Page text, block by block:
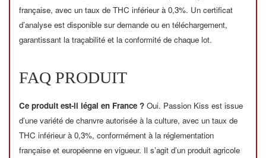
française, avec un taux de THC inférieur à 0,3%. Un certificat
d’analyse est disponible sur demande ou en téléchargement,
garantissant la traçabilité et la conformité de chaque lot.
FAQ PRODUIT
Ce produit est-il légal en France ? Oui. Passion Kiss est issue
d’une variété de chanvre autorisée à la culture, avec un taux de
THC inférieur à 0,3%, conformément à la réglementation
française et européenne en vigueur. Il s’agit d’un produit agricole